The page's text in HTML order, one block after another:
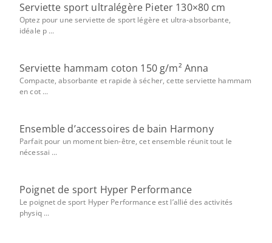
Serviette sport ultralégère Pieter 130×80 cm
Optez pour une serviette de sport légère et ultra-absorbante,
idéale p ...
Serviette hammam coton 150 g/m² Anna
Compacte, absorbante et rapide à sécher, cette serviette hammam
en cot ...
Ensemble d’accessoires de bain Harmony
Parfait pour un moment bien-être, cet ensemble réunit tout le
nécessai ...
Poignet de sport Hyper Performance
Le poignet de sport Hyper Performance est l’allié des activités
physiq ...